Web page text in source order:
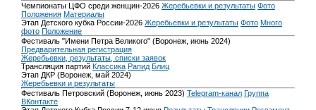
Чемпионаты ЦФО среди женщин-2026 Жеребьевки и результаты Фото
Положения Материалы
Этап Детского кубка России-2026 Жеребьевки и результаты Фото Много
фото Положение
Фестиваль "Имени Петра Великого" (Воронеж, июнь 2024)
Предварительная регистрация
Жеребьевки, результаты, списки заявок
Трансляция партий Классика Рапид Блиц
Этап ДКР (Воронеж, май 2024)
Жеребьевки и результаты
Фестиваль Петровский (Воронеж, июнь 2023) Telegram-канал Группа
ВКонтакте